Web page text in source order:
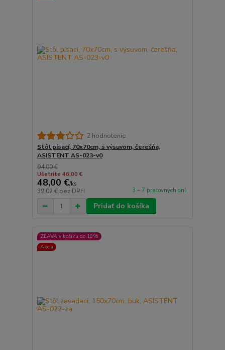
2 hodnotenie
Stôl písací, 70x70cm, s výsuvom, čerešňa,
ASISTENT AS-023-v0
94,00 €
Ušetríte 46,00 €
48,00 €/ks
39,02 € bez DPH 3 – 7 pracovných dní
Pridať do košíka
ZĽAVA v košíku do 10%
Akcia